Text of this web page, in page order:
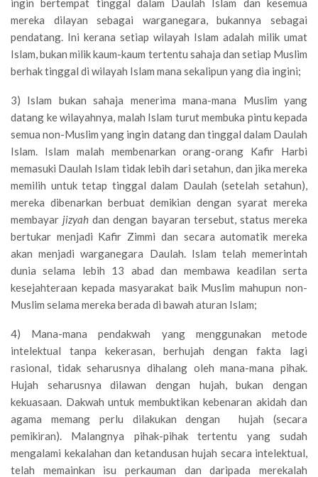
ingin bertempat tinggal dalam Daulah Islam dan kesemua
mereka dilayan sebagai warganegara, bukannya sebagai
pendatang. Ini kerana setiap wilayah Islam adalah milik umat
Islam, bukan milik kaum-kaum tertentu sahaja dan setiap Muslim
berhak tinggal di wilayah Islam mana sekalipun yang dia ingini;
3) Islam bukan sahaja menerima mana-mana Muslim yang
datang ke wilayahnya, malah Islam turut membuka pintu kepada
semua non-Muslim yang ingin datang dan tinggal dalam Daulah
Islam. Islam malah membenarkan orang-orang Kafir Harbi
memasuki Daulah Islam tidak lebih dari setahun, dan jika mereka
memilih untuk tetap tinggal dalam Daulah (setelah setahun),
mereka dibenarkan berbuat demikian dengan syarat mereka
membayar jizyah dan dengan bayaran tersebut, status mereka
bertukar menjadi Kafir Zimmi dan secara automatik mereka
akan menjadi warganegara Daulah. Islam telah memerintah
dunia selama lebih 13 abad dan membawa keadilan serta
kesejahteraan kepada masyarakat baik Muslim mahupun non-
Muslim selama mereka berada di bawah aturan Islam;
4) Mana-mana pendakwah yang menggunakan metode
intelektual tanpa kekerasan, berhujah dengan fakta lagi
rasional, tidak seharusnya dihalang oleh mana-mana pihak.
Hujah seharusnya dilawan dengan hujah, bukan dengan
kekuasaan. Dakwah untuk membuktikan kebenaran akidah dan
agama memang perlu dilakukan dengan hujah (secara
pemikiran). Malangnya pihak-pihak tertentu yang sudah
mengalami kekalahan dan ketandusan hujah secara intelektual,
telah memainkan isu perkauman dan daripada merekalah